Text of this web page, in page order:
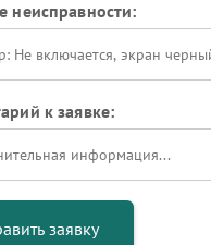
неисправности:
к заявке:
заявку